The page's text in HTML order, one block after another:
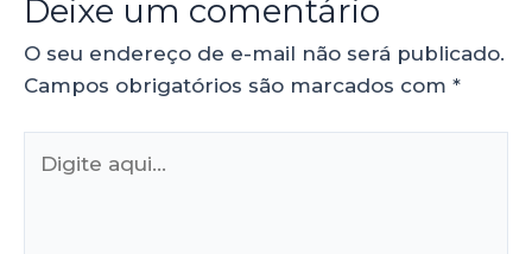
Deixe um comentário
O seu endereço de e-mail não será publicado.
Campos obrigatórios são marcados com *